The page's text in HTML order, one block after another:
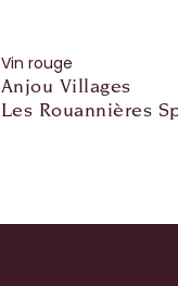
Vin rouge
Anjou Villages
Les Rouannières